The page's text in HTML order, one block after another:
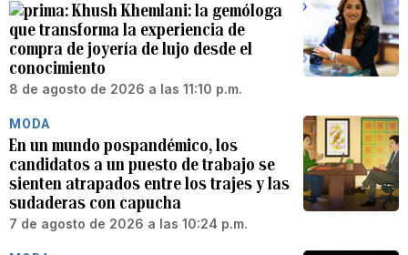
Khush Khemlani: la gemóloga
que transforma la experiencia de
compra de joyería de lujo desde el
conocimiento
8 de agosto de 2026 a las 11:10 p.m.
MODA
En un mundo pospandémico, los
candidatos a un puesto de trabajo se
sienten atrapados entre los trajes y las
sudaderas con capucha
7 de agosto de 2026 a las 10:24 p.m.